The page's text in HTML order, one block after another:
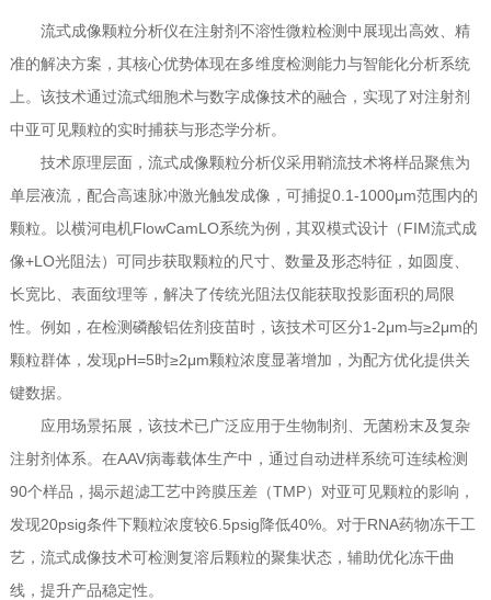
流式成像颗粒分析仪在注射剂不溶性微粒检测中展现出高效、精
准的解决方案，其核心优势体现在多维度检测能力与智能化分析系统
上。该技术通过流式细胞术与数字成像技术的融合，实现了对注射剂
中亚可见颗粒的实时捕获与形态学分析。
技术原理层面，流式成像颗粒分析仪采用鞘流技术将样品聚焦为
单层液流，配合高速脉冲激光触发成像，可捕捉0.1-1000μm范围内的
颗粒。以横河电机FlowCamLO系统为例，其双模式设计（FIM流式成
像+LO光阻法）可同步获取颗粒的尺寸、数量及形态特征，如圆度、
长宽比、表面纹理等，解决了传统光阻法仅能获取投影面积的局限
性。例如，在检测磷酸铝佐剂疫苗时，该技术可区分1-2μm与≥2μm的
颗粒群体，发现pH=5时≥2μm颗粒浓度显著增加，为配方优化提供关
键数据。
应用场景拓展，该技术已广泛应用于生物制剂、无菌粉末及复杂
注射剂体系。在AAV病毒载体生产中，通过自动进样系统可连续检测
90个样品，揭示超滤工艺中跨膜压差（TMP）对亚可见颗粒的影响，
发现20psig条件下颗粒浓度较6.5psig降低40%。对于RNA药物冻干工
艺，流式成像技术可检测复溶后颗粒的聚集状态，辅助优化冻干曲
线，提升产品稳定性。